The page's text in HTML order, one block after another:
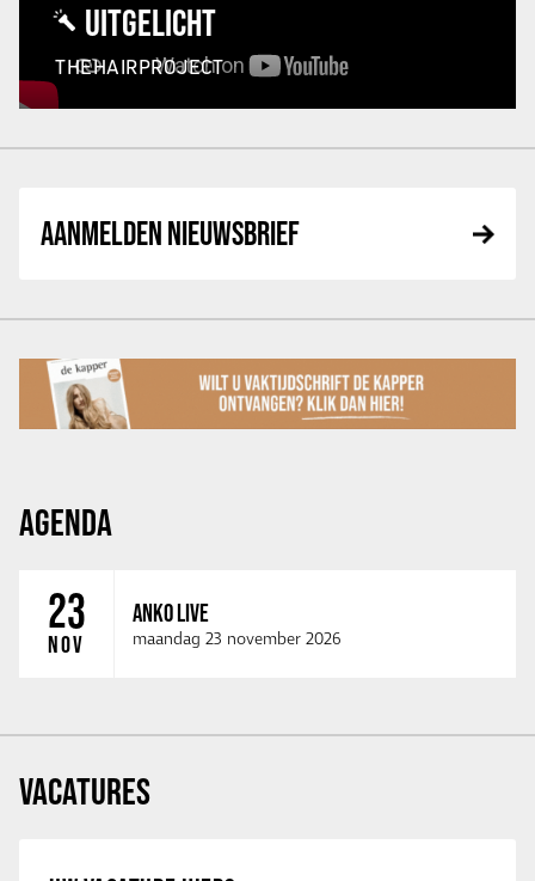
UITGELICHT
THEHAIRPROJECT
AANMELDEN NIEUWSBRIEF
AGENDA
23
NOV
ANKO LIVE
maandag 23 november 2026
VACATURES